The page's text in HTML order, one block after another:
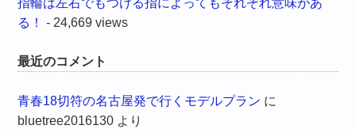
指輪は左右でもつける指によってもそれぞれ意味があ
る！
- 24,669 views
最近のコメント
青春18切符の名古屋発で行くモデルプラン に
bluetree2016130 より